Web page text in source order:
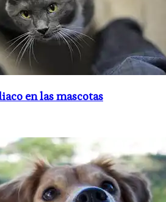
en las mascotas